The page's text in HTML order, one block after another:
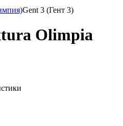
Gent 3 (Гент 3)
Olimpia